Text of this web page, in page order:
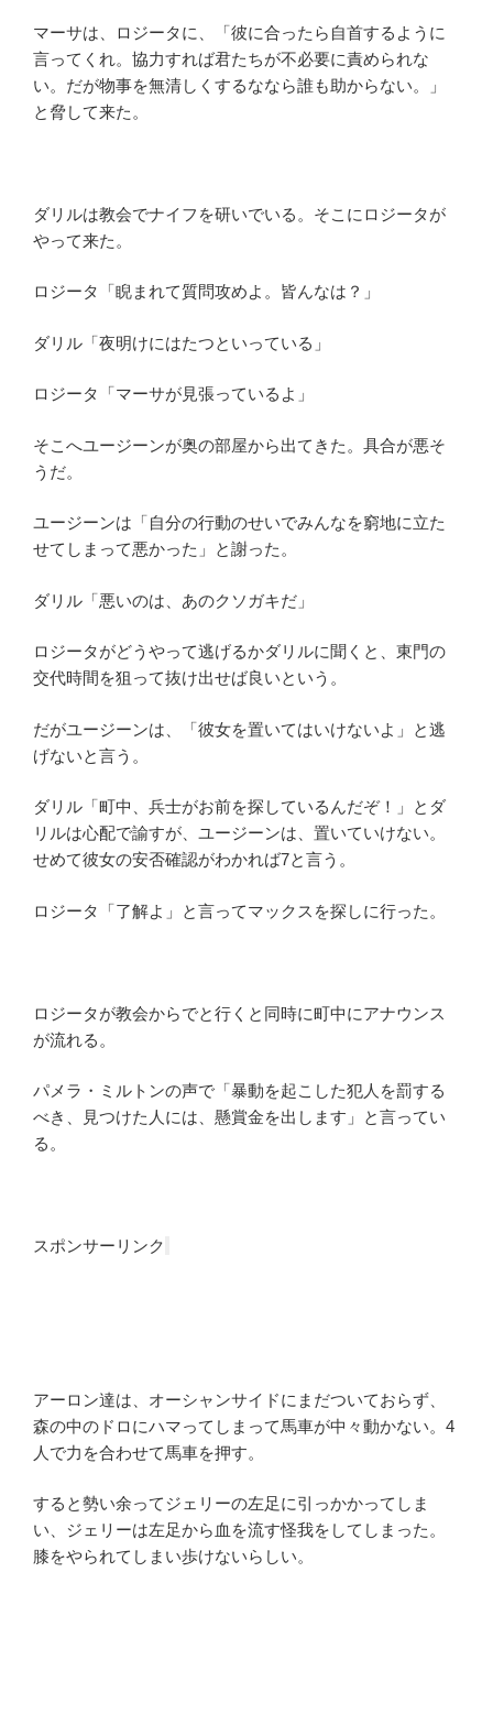
マーサは、ロジータに、「彼に合ったら自首するように
言ってくれ。協力すれば君たちが不必要に責められな
い。だが物事を無清しくするななら誰も助からない。」
と脅して来た。
ダリルは教会でナイフを研いでいる。そこにロジータが
やって来た。
ロジータ「睨まれて質問攻めよ。皆んなは？」
ダリル「夜明けにはたつといっている」
ロジータ「マーサが見張っているよ」
そこへユージーンが奥の部屋から出てきた。具合が悪そ
うだ。
ユージーンは「自分の行動のせいでみんなを窮地に立た
せてしまって悪かった」と謝った。
ダリル「悪いのは、あのクソガキだ」
ロジータがどうやって逃げるかダリルに聞くと、東門の
交代時間を狙って抜け出せば良いという。
だがユージーンは、「彼女を置いてはいけないよ」と逃
げないと言う。
ダリル「町中、兵士がお前を探しているんだぞ！」とダ
リルは心配で諭すが、ユージーンは、置いていけない。
せめて彼女の安否確認がわかれば7と言う。
ロジータ「了解よ」と言ってマックスを探しに行った。
ロジータが教会からでと行くと同時に町中にアナウンス
が流れる。
パメラ・ミルトンの声で「暴動を起こした犯人を罰する
べき、見つけた人には、懸賞金を出します」と言ってい
る。
スポンサーリンク
アーロン達は、オーシャンサイドにまだついておらず、
森の中のドロにハマってしまって馬車が中々動かない。4
人で力を合わせて馬車を押す。
すると勢い余ってジェリーの左足に引っかかってしま
い、ジェリーは左足から血を流す怪我をしてしまった。
膝をやられてしまい歩けないらしい。